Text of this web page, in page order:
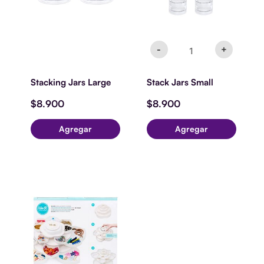
Stacking Jars Large
$8.900
Agregar
- +
Stack Jars Small
$8.900
Agregar
STORAGE
-
WHITE
cantidad